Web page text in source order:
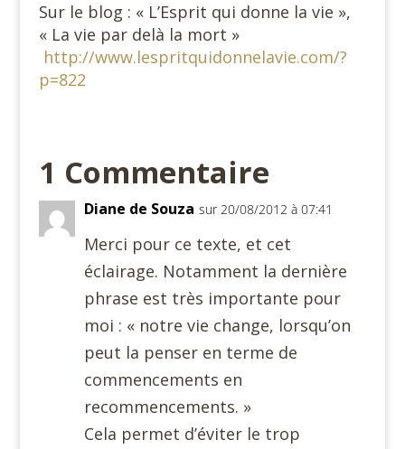
Sur le blog : « L’Esprit qui donne la vie »,
« La vie par delà la mort »
http://www.lespritquidonnelavie.com/?
p=822
1 Commentaire
Diane de Souza sur 20/08/2012 à 07:41
Merci pour ce texte, et cet
éclairage. Notamment la dernière
phrase est très importante pour
moi : « notre vie change, lorsqu’on
peut la penser en terme de
commencements en
recommencements. »
Cela permet d’éviter le trop